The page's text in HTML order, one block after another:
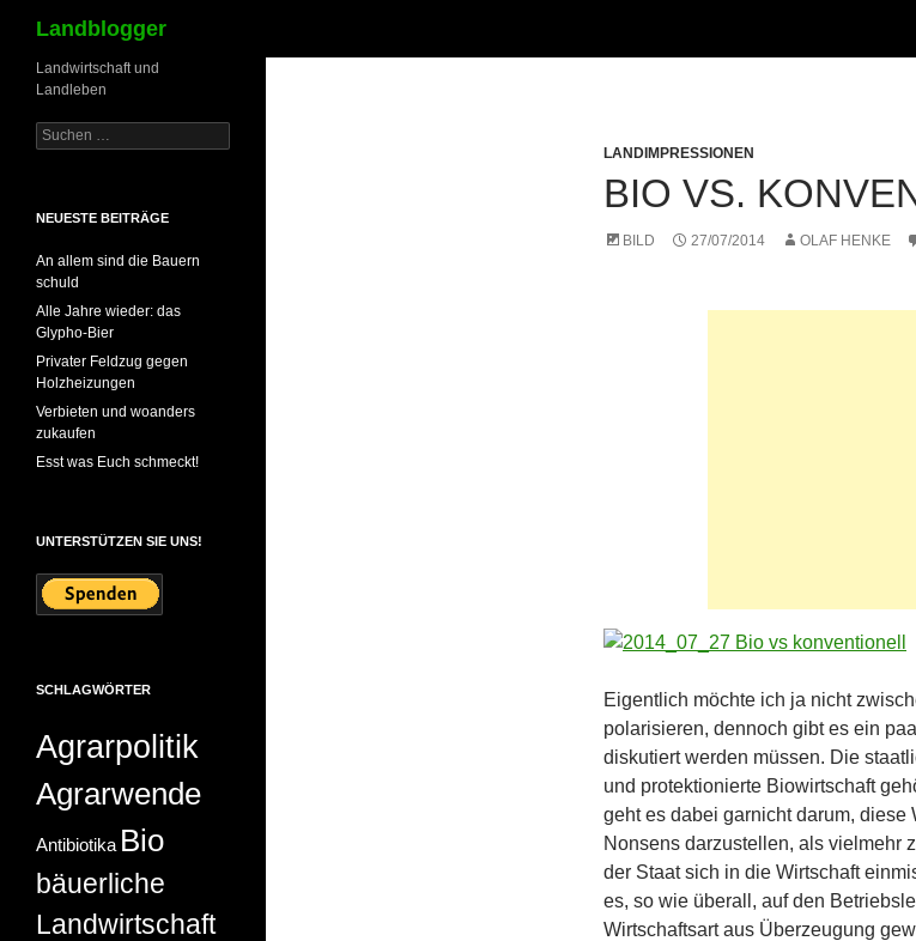
Landblogger
LANDIMPRESSIONEN
BIO VS.
BILD 27/07/2014 OLAF HENKE
Eigentlich möchte ich ja nicht
polarisieren, dennoch gibt es ein
diskutiert werden müssen. Die
und protektionierte Biowirtschaft
geht es dabei garnicht darum, diese
Nonsens darzustellen, als vielmehr
der Staat sich in die Wirtschaft
es, so wie überall, auf den
Wirtschaftsart aus Überzeugung
Landwirtschaft und
Landleben
Suchen
nach:
NEUESTE BEITRÄGE
An allem sind die Bauern
schuld
Alle Jahre wieder: das
Glypho-Bier
Privater Feldzug gegen
Holzheizungen
Verbieten und woanders
zukaufen
Esst was Euch schmeckt!
UNTERSTÜTZEN SIE UNS!
SCHLAGWÖRTER
Agrarpolitik
Agrarwende
Antibiotika Bio
bäuerliche
Landwirtschaft